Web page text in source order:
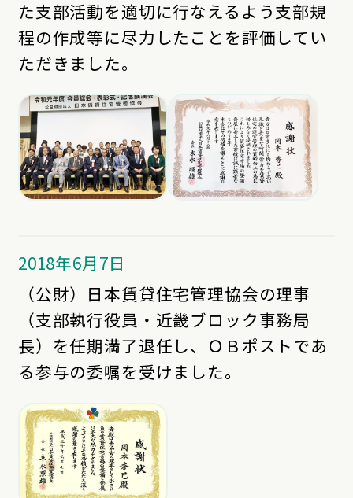
た支部活動を適切に行なえるよう支部規
程の作成等に尽力したことを評価してい
ただきました。
2018年6月7日
（公財）日本賃貸住宅管理協会の理事
（支部執行役員・近畿ブロック事務局
長）を任期満了退任し、ＯＢポストであ
る参与の委嘱を受けました。